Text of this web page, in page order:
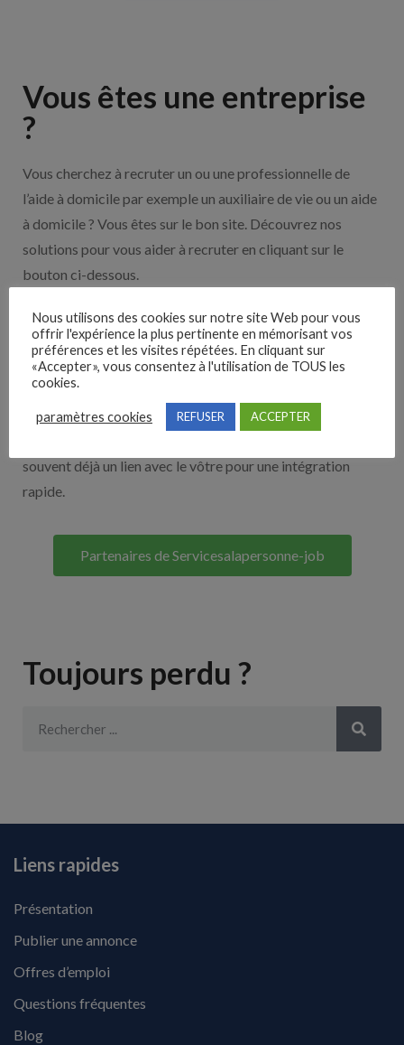
Vous êtes une entreprise
?
Vous cherchez à recruter un ou une professionnelle de
l’aide à domicile par exemple un auxiliaire de vie ou un aide
à domicile ? Vous êtes sur le bon site. Découvrez nos
solutions pour vous aider à recruter en cliquant sur le
bouton ci-dessous.
Nos solutions entreprises
Découvrez nos partenaires ! Moteurs de recherches,
multidiffuseurs, sites payant… nombreux sont nos
souvent déjà un lien avec le vôtre pour une intégration
rapide.
Partenaires de Servicesalapersonne-job
Toujours perdu ?
Liens rapides
Présentation
Publier une annonce
Offres d’emploi
Questions fréquentes
Blog
Nous utilisons des cookies sur notre site Web pour vous
offrir l'expérience la plus pertinente en mémorisant vos
préférences et les visites répétées. En cliquant sur
«Accepter», vous consentez à l'utilisation de TOUS les
cookies.
paramètres cookies REFUSER ACCEPTER